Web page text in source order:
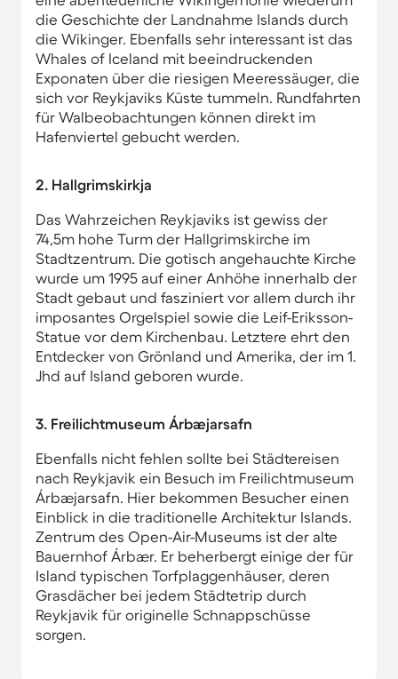
die Geschichte der Landnahme Islands durch
die Wikinger. Ebenfalls sehr interessant ist das
Whales of Iceland mit beeindruckenden
Exponaten über die riesigen Meeressäuger, die
sich vor Reykjaviks Küste tummeln. Rundfahrten
für Walbeobachtungen können direkt im
Hafenviertel gebucht werden.
2. Hallgrimskirkja
Das Wahrzeichen Reykjaviks ist gewiss der
74,5m hohe Turm der Hallgrimskirche im
Stadtzentrum. Die gotisch angehauchte Kirche
wurde um 1995 auf einer Anhöhe innerhalb der
Stadt gebaut und fasziniert vor allem durch ihr
imposantes Orgelspiel sowie die Leif-Eriksson-
Statue vor dem Kirchenbau. Letztere ehrt den
Entdecker von Grönland und Amerika, der im 1.
Jhd auf Island geboren wurde.
3. Freilichtmuseum Árbæjarsafn
Ebenfalls nicht fehlen sollte bei Städtereisen
nach Reykjavik ein Besuch im Freilichtmuseum
Árbæjarsafn. Hier bekommen Besucher einen
Einblick in die traditionelle Architektur Islands.
Zentrum des Open-Air-Museums ist der alte
Bauernhof Árbær. Er beherbergt einige der für
Island typischen Torfplaggenhäuser, deren
Grasdächer bei jedem Städtetrip durch
Reykjavik für originelle Schnappschüsse
sorgen.